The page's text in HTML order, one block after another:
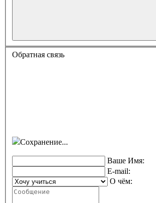
Обратная связь
Сохранение...
Ваше Имя:
E-mail:
О чём: